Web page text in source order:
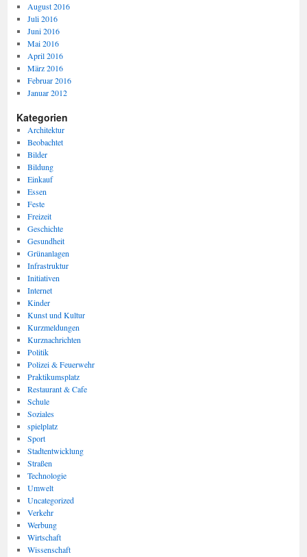
August 2016
Juli 2016
Juni 2016
Mai 2016
April 2016
März 2016
Februar 2016
Januar 2012
Kategorien
Architektur
Beobachtet
Bilder
Bildung
Einkauf
Essen
Feste
Freizeit
Geschichte
Gesundheit
Grünanlagen
Infrastruktur
Initiativen
Internet
Kinder
Kunst und Kultur
Kurzmeldungen
Kurznachrichten
Politik
Polizei & Feuerwehr
Praktikumsplatz
Restaurant & Cafe
Schule
Soziales
spielplatz
Sport
Stadtentwicklung
Straßen
Technologie
Umwelt
Uncategorized
Verkehr
Werbung
Wirtschaft
Wissenschaft